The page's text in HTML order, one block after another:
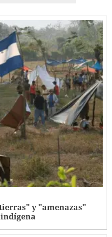
y "amenazas"